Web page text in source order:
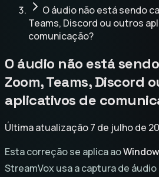
O áudio não está sendo
Teams, Discord ou outros
comunicação?
O áudio não está
Zoom, Teams, Discord
aplicativos de
Última atualização 7 de julho de
Esta correção se aplica ao
StreamVox usa a captura de